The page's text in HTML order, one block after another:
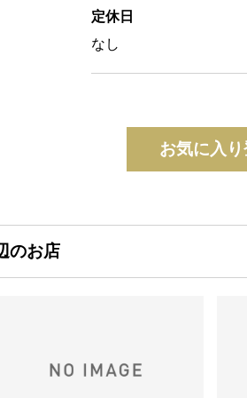
定休日
なし
お気に入
のお店